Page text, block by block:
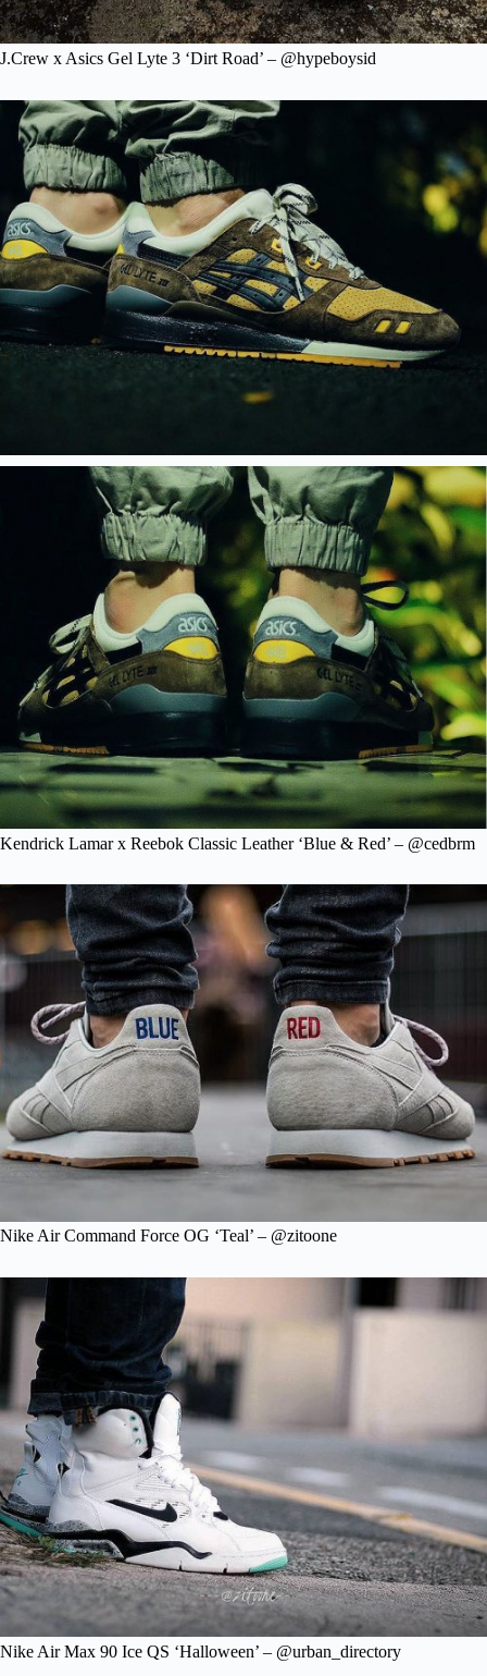
J.Crew x Asics Gel Lyte 3 ‘Dirt Road’ – @hypeboysid
Kendrick Lamar x Reebok Classic Leather ‘Blue & Red’ – @cedbrm
Nike Air Command Force OG ‘Teal’ – @zitoone
Nike Air Max 90 Ice QS ‘Halloween’ – @urban_directory